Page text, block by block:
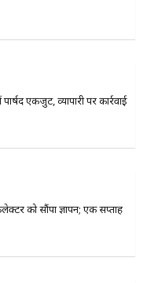
एकजुट, व्यापारी पर कार्रवाई
को सौंपा ज्ञापन; एक सप्ताह